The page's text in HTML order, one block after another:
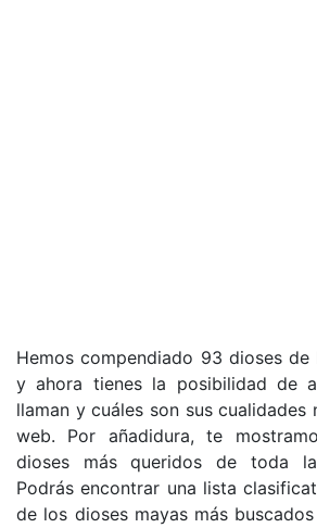
Hemos compendiado 93 dioses
y ahora tienes la posibilidad de
llaman y cuáles son sus cualidades
web. Por añadidura, te
dioses más queridos de toda
Podrás encontrar una lista
de los dioses mayas más